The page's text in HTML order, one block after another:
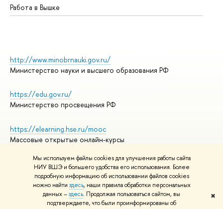
Мы используем файлы cookies для улучшения работы сайта
НИУ ВШЭ и большего удобства его использования. Более
подробную информацию об использовании файлов cookies
можно найти здесь, наши правила обработки персональных
данных –здесь. Продолжая пользоваться сайтом, вы
подтверждаете, что были проинформированы об
✖
Работа в Вышке
http://www.minobrnauki.gov.ru/
Министерство науки и высшего образования РФ
https://edu.gov.ru/
Министерство просвещения РФ
https://elearning.hse.ru/mooc
Массовые открытые онлайн-курсы
© НИУ ВШЭ 1993–2026
Адреса и контакты
Условия использования материалов
Политика конфиденциальности